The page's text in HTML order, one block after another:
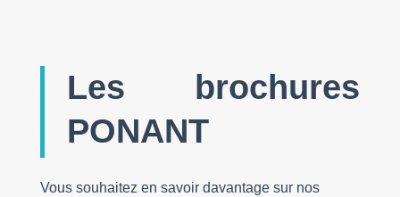
Les brochures
PONANT
Vous souhaitez en savoir davantage sur nos